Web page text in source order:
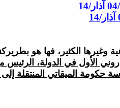
الأول في الدولة،
حكومة الميقاتي المنتقلة